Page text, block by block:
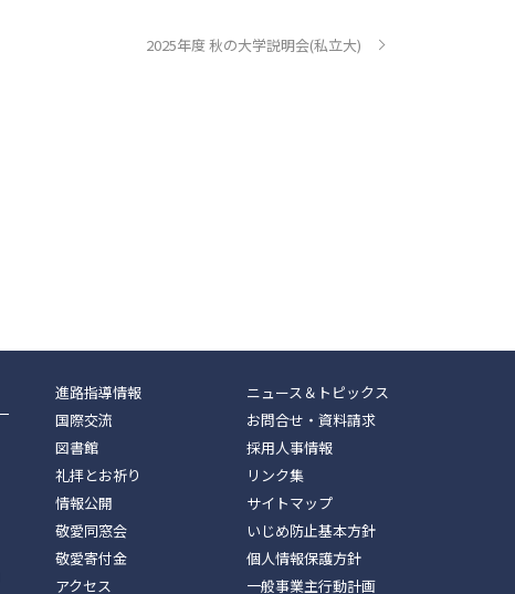
2025年度 秋の大学説明会(私立大)
進路指導情報
国際交流
図書館
礼拝とお祈り
情報公開
敬愛同窓会
敬愛寄付金
アクセス
ニュース＆トピックス
お問合せ・資料請求
採用人事情報
リンク集
サイトマップ
いじめ防止基本方針
個人情報保護方針
一般事業主行動計画